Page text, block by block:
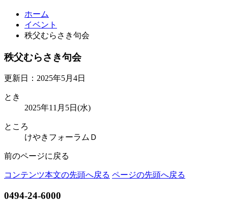
ホーム
イベント
秩父むらさき句会
秩父むらさき句会
更新日：2025年5月4日
とき
2025年11月5日(水)
ところ
けやきフォーラムＤ
前のページに戻る
コンテンツ本文の先頭へ戻る ページの先頭へ戻る
0494-24-6000